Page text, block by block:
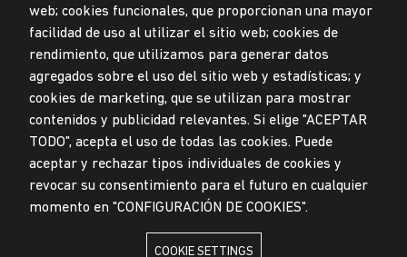
Data Protection Policy
Submission Office
© Universidad de Lima, 2024
All Rights Reserved
Designed by Partners
UNIVERSIDAD DE LIMA IS MEMBER OF
web; cookies funcionales, que proporcionan una mayor
facilidad de uso al utilizar el sitio web; cookies de
rendimiento, que utilizamos para generar datos
agregados sobre el uso del sitio web y estadísticas; y
cookies de marketing, que se utilizan para mostrar
contenidos y publicidad relevantes. Si elige "ACEPTAR
TODO", acepta el uso de todas las cookies. Puede
aceptar y rechazar tipos individuales de cookies y
revocar su consentimiento para el futuro en cualquier
momento en "CONFIGURACIÓN DE COOKIES".
COOKIE SETTINGS